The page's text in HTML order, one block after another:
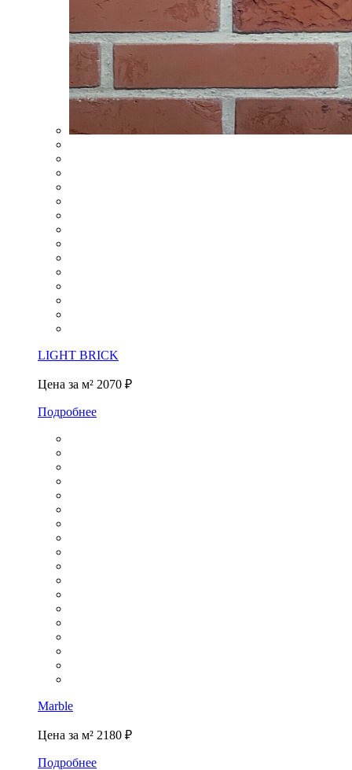
LIGHT BRICK
Цена за м² 2070 ₽
Подробнее
Marble
Цена за м² 2180 ₽
Подробнее